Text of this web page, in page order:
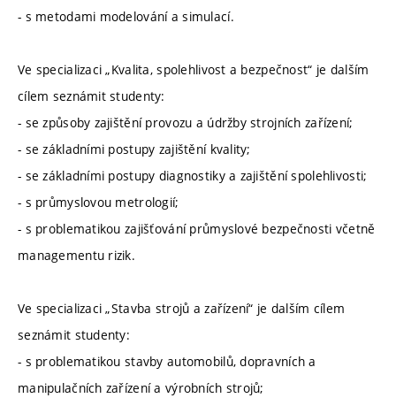
- s metodami modelování a simulací.
Ve specializaci „Kvalita, spolehlivost a bezpečnost“ je dalším
cílem seznámit studenty:
- se způsoby zajištění provozu a údržby strojních zařízení;
- se základními postupy zajištění kvality;
- se základními postupy diagnostiky a zajištění spolehlivosti;
- s průmyslovou metrologií;
- s problematikou zajišťování průmyslové bezpečnosti včetně
managementu rizik.
Ve specializaci „Stavba strojů a zařízení“ je dalším cílem
seznámit studenty:
- s problematikou stavby automobilů, dopravních a
manipulačních zařízení a výrobních strojů;